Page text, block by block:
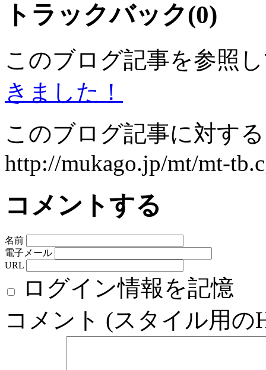
トラックバック(0)
このブログ記事を参照
きました！
このブログ記事に対す
http://mukago.jp/mt/mt-
コメントする
名前
電子メール
URL
ログイン情報を記憶
コメント (スタイル用